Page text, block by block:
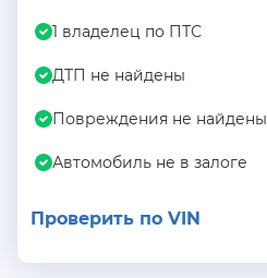
1 владелец по ПТС
ДТП не найдены
Повреждения не найдены
Автомобиль не в залоге
Проверить по VIN